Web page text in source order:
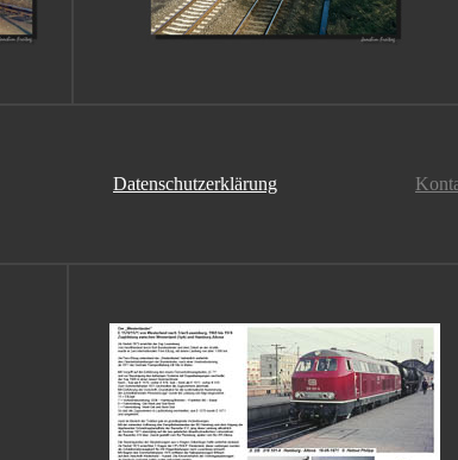
Datenschutzerklärung